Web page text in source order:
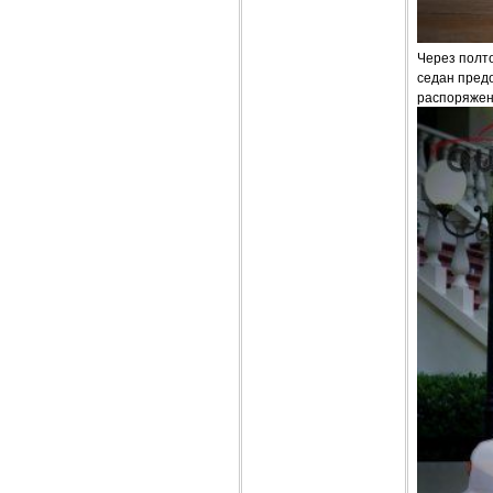
Через
седан